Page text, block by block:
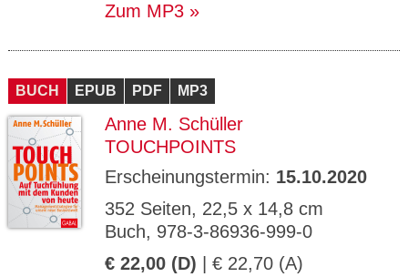
Zum MP3
BUCH EPUB PDF MP3
Anne M. Schüller
TOUCHPOINTS
Erscheinungstermin: 15.10.2020
352 Seiten, 22,5 x 14,8 cm
Buch, 978-3-86936-999-0
€ 22,00 (D) | € 22,70 (A)